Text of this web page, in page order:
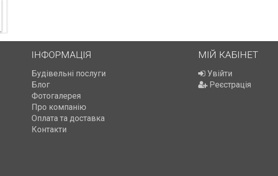
ІНФОРМАЦІЯ
Будівельні послуги
Блог
Фотогалерея
Про компанію
Оплата та доставка
Контакти
МІЙ КАБІНЕТ
Увійти
Реєстрація